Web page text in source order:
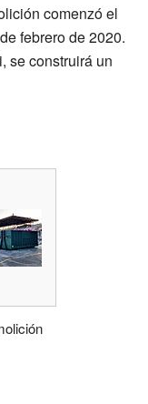
comenzó el
febrero de 2020.
se construirá un